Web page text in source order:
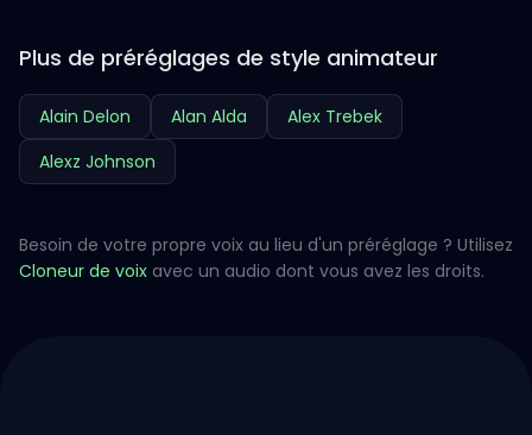
Plus de préréglages de style animateur
Alain Delon Alan Alda
Alex Trebek
Alexz Johnson
Besoin de votre propre voix au lieu d'un préréglage ? Utilisez
Cloneur de voix avec un audio dont vous avez les droits.